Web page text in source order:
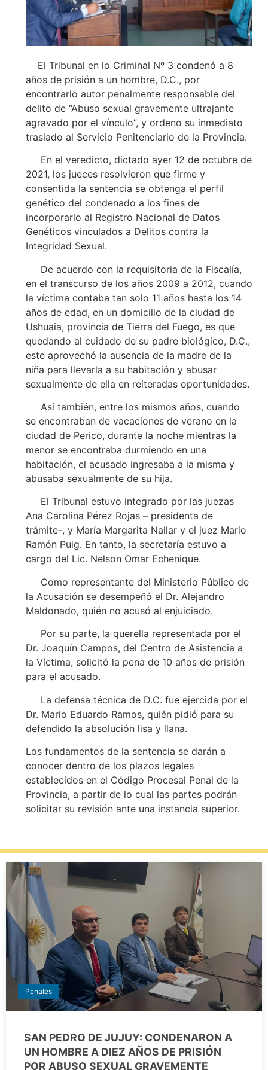
El Tribunal en lo Criminal Nº 3 condenó a 8
años de prisión a un hombre, D.C., por
encontrarlo autor penalmente responsable del
delito de “Abuso sexual gravemente ultrajante
agravado por el vínculo”, y ordeno su inmediato
traslado al Servicio Penitenciario de la Provincia.
En el veredicto, dictado ayer 12 de octubre de
2021, los jueces resolvieron que firme y
consentida la sentencia se obtenga el perfil
genético del condenado a los fines de
incorporarlo al Registro Nacional de Datos
Genéticos vinculados a Delitos contra la
Integridad Sexual.
De acuerdo con la requisitoria de la Fiscalía,
en el transcurso de los años 2009 a 2012, cuando
la víctima contaba tan solo 11 años hasta los 14
años de edad, en un domicilio de la ciudad de
Ushuaia, provincia de Tierra del Fuego, es que
quedando al cuidado de su padre biológico, D.C.,
este aprovechó la ausencia de la madre de la
niña para llevarla a su habitación y abusar
sexualmente de ella en reiteradas oportunidades.
Así también, entre los mismos años, cuando
se encontraban de vacaciones de verano en la
ciudad de Perico, durante la noche mientras la
menor se encontraba durmiendo en una
habitación, el acusado ingresaba a la misma y
abusaba sexualmente de su hija.
El Tribunal estuvo integrado por las juezas
Ana Carolina Pérez Rojas – presidenta de
trámite-, y María Margarita Nallar y el juez Mario
Ramón Puig. En tanto, la secretaría estuvo a
cargo del Lic. Nelson Omar Echenique.
Como representante del Ministerio Público de
la Acusación se desempeñó el Dr. Alejandro
Maldonado, quién no acusó al enjuiciado.
Por su parte, la querella representada por el
Dr. Joaquín Campos, del Centro de Asistencia a
la Víctima, solicitó la pena de 10 años de prisión
para el acusado.
La defensa técnica de D.C. fue ejercida por el
Dr. Mario Eduardo Ramos, quién pidió para su
defendido la absolución lisa y llana.
Los fundamentos de la sentencia se darán a
conocer dentro de los plazos legales
establecidos en el Código Procesal Penal de la
Provincia, a partir de lo cual las partes podrán
solicitar su revisión ante una instancia superior.
Penales
SAN PEDRO DE JUJUY: CONDENARON A
UN HOMBRE A DIEZ AÑOS DE PRISIÓN
POR ABUSO SEXUAL GRAVEMENTE